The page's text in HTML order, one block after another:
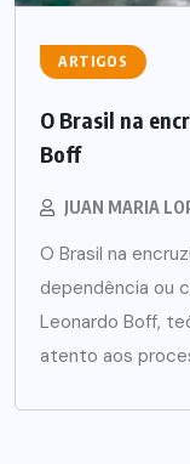
ARTIGOS
O Brasil na
Boff
JUAN MARIA
O Brasil na
dependência ou
Leonardo Boff,
atento aos